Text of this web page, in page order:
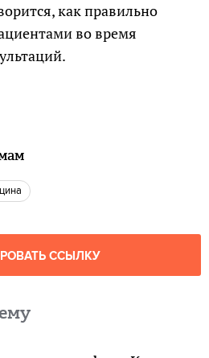
как правильно
во время
ССЫЛКУ